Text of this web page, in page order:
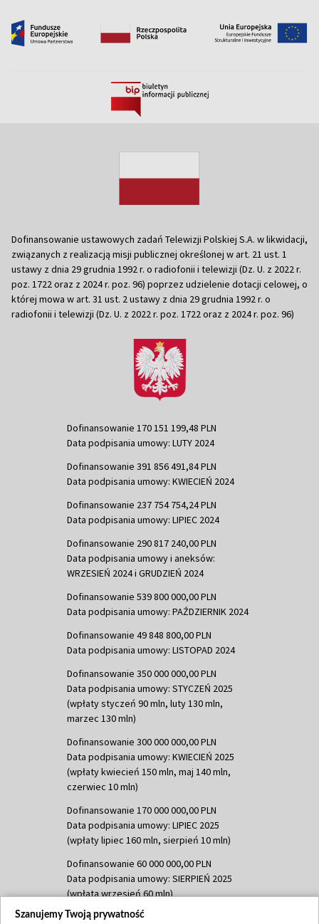
Dofinansowanie ustawowych zadań Telewizji Polskiej S.A. w likwidacji,
związanych z realizacją misji publicznej określonej w art. 21 ust. 1
ustawy z dnia 29 grudnia 1992 r. o radiofonii i telewizji (Dz. U. z 2022 r.
poz. 1722 oraz z 2024 r. poz. 96) poprzez udzielenie dotacji celowej, o
której mowa w art. 31 ust. 2 ustawy z dnia 29 grudnia 1992 r. o
radiofonii i telewizji (Dz. U. z 2022 r. poz. 1722 oraz z 2024 r. poz. 96)
Dofinansowanie 170 151 199,48 PLN
Data podpisania umowy: LUTY 2024
Dofinansowanie 391 856 491,84 PLN
Data podpisania umowy: KWIECIEŃ 2024
Dofinansowanie 237 754 754,24 PLN
Data podpisania umowy: LIPIEC 2024
Dofinansowanie 290 817 240,00 PLN
Data podpisania umowy i aneksów:
WRZESIEŃ 2024 i GRUDZIEŃ 2024
Dofinansowanie 539 800 000,00 PLN
Data podpisania umowy: PAŹDZIERNIK 2024
Dofinansowanie 49 848 800,00 PLN
Data podpisania umowy: LISTOPAD 2024
Dofinansowanie 350 000 000,00 PLN
Data podpisania umowy: STYCZEŃ 2025
(wpłaty styczeń 90 mln, luty 130 mln,
marzec 130 mln)
Dofinansowanie 300 000 000,00 PLN
Data podpisania umowy: KWIECIEŃ 2025
(wpłaty kwiecień 150 mln, maj 140 mln,
czerwiec 10 mln)
Dofinansowanie 170 000 000,00 PLN
Data podpisania umowy: LIPIEC 2025
(wpłaty lipiec 160 mln, sierpień 10 mln)
Dofinansowanie 60 000 000,00 PLN
Data podpisania umowy: SIERPIEŃ 2025
(wpłata wrzesień 60 mln)
Dofinansowanie 635 783 051,21 PLN
Szanujemy Twoją prywatność